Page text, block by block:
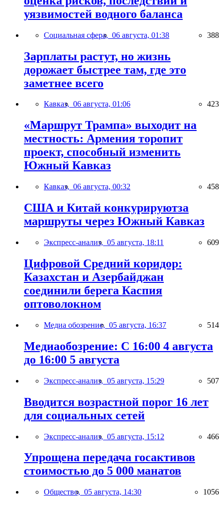
уязвимостей водного баланса
Социальная сфера, 06 августа, 01:38 388
Зарплаты растут, но жизнь
дорожает быстрее там, где это
заметнее всего
Кавказ, 06 августа, 01:06 423
«Маршрут Трампа» выходит на
местность: Армения торопит
проект, способный изменить
Южный Кавказ
Кавказ, 06 августа, 00:32 458
США и Китай конкурируютза
маршруты через Южный Кавказ
Экспресс-анализ, 05 августа, 18:11 609
Цифровой Средний коридор:
Казахстан и Азербайджан
соединили берега Каспия
оптоволокном
Медиа обозрение, 05 августа, 16:37 514
Медиаобозрение: С 16:00 4 августа
до 16:00 5 августа
Экспресс-анализ, 05 августа, 15:29 507
Вводится возрастной порог 16 лет
для социальных сетей
Экспресс-анализ, 05 августа, 15:12 466
Упрощена передача госактивов
стоимостью до 5 000 манатов
Общество, 05 августа, 14:30 1056